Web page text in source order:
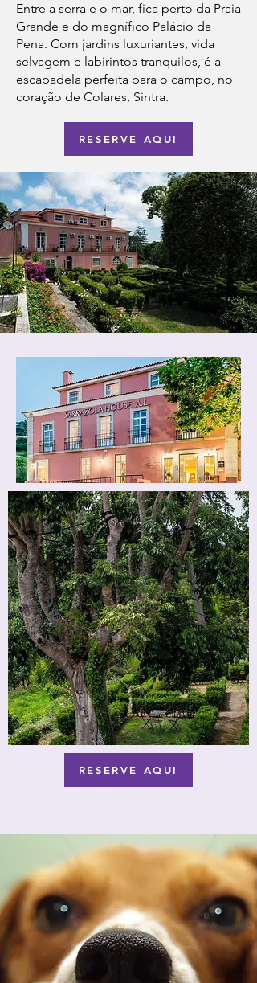
Entre a serra e o mar, fica perto da Praia
Grande e do magnífico Palácio da
Pena. Com jardins luxuriantes, vida
selvagem e labirintos tranquilos, é a
escapadela perfeita para o campo, no
coração de Colares, Sintra.
RESERVE AQUI
RESERVE AQUI